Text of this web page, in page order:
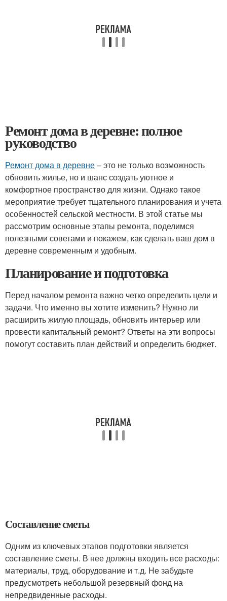
Ремонт дома в деревне: полное
руководство
Ремонт дома в деревне– это не только возможность
обновить жилье, но и шанс создать уютное и
комфортное пространство для жизни. Однако такое
мероприятие требует тщательного планирования и учета
особенностей сельской местности. В этой статье мы
рассмотрим основные этапы ремонта, поделимся
полезными советами и покажем, как сделать ваш дом в
деревне современным и удобным.
Планирование и подготовка
Перед началом ремонта важно четко определить цели и
задачи. Что именно вы хотите изменить? Нужно ли
расширить жилую площадь, обновить интерьер или
провести капитальный ремонт? Ответы на эти вопросы
помогут составить план действий и определить бюджет.
Составление сметы
Одним из ключевых этапов подготовки является
составление сметы. В нее должны входить все расходы:
материалы, труд, оборудование и т.д. Не забудьте
предусмотреть небольшой резервный фонд на
непредвиденные расходы.